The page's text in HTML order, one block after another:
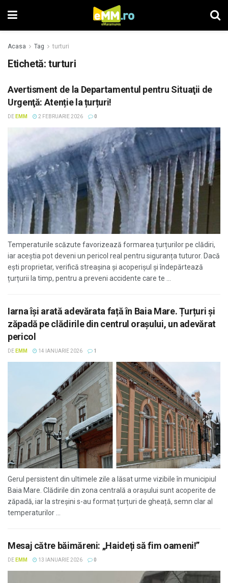
Acasa Tag turturi
Etichetă: turturi
Avertisment de la Departamentul pentru Situaţii de
Urgenţă: Atenție la țurțuri!
DE EMM 2 FEBRUARIE 2026 0
Temperaturile scăzute favorizează formarea țurțurilor pe clădiri,
iar aceștia pot deveni un pericol real pentru siguranța tuturor. Dacă
ești proprietar, verifică streașina și acoperișul și îndepărtează
țurțurii la timp, pentru a preveni accidente care te ...
Iarna își arată adevărata față în Baia Mare. Țurțuri și
zăpadă pe clădirile din centrul orașului, un adevărat
pericol
DE EMM 14 IANUARIE 2026 1
Gerul persistent din ultimele zile a lăsat urme vizibile în municipiul
Baia Mare. Clădirile din zona centrală a orașului sunt acoperite de
zăpadă, iar la streșini s-au format țurțuri de gheață, semn clar al
temperaturilor ...
Mesaj către băimăreni: „Haideți să fim oameni!”
DE EMM 13 IANUARIE 2026 0